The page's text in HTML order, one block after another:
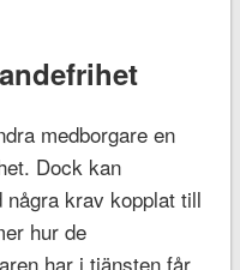
medborgare en
Dock kan
krav kopplat till
hur de
har i tjänsten får